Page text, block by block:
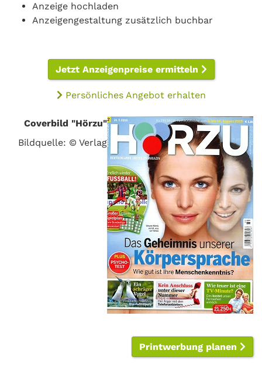
Anzeige hochladen
Anzeigengestaltung zusätzlich buchbar
Jetzt Anzeigenpreise ermitteln
Persönliches Angebot erhalten
Coverbild "Hörzu"
Bildquelle: © Verlag
Printwerbung planen